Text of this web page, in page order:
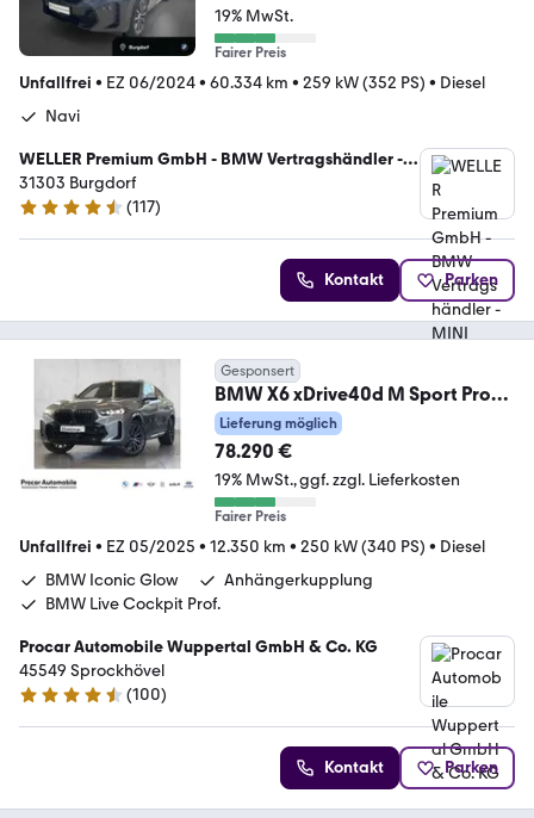
19% MwSt.
Fairer Preis
Unfallfrei • EZ 06/2024• 60.334 km • 259 kW (352 PS) • Diesel
Navi
WELLER Premium GmbH - BMW Vertragshändler -
MINI Servicebetrieb
31303 Burgdorf
4.4 Sterne
(117)
Kontakt Parken
Gesponsert
BMW X6 xDrive40d M Sport Pro
DA/PA Prof Pano H/K 22"
Lieferung möglich
78.290 €
19% MwSt. ggf. zzgl. Lieferkosten
Fairer Preis
Unfallfrei • EZ 05/2025 • 12.350 km • 250 kW (340 PS) • Diesel
BMW Iconic Glow
Anhängerkupplung
BMW Live Cockpit Prof.
Procar Automobile Wuppertal GmbH & Co. KG
45549 Sprockhövel
4.7 Sterne
(100)
Kontakt Parken